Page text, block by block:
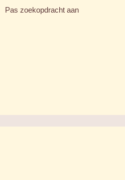
Pas zoekopdracht aan